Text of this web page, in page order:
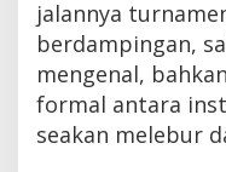
jalannya
berdampingan,
mengenal,
formal antara
seakan melebur